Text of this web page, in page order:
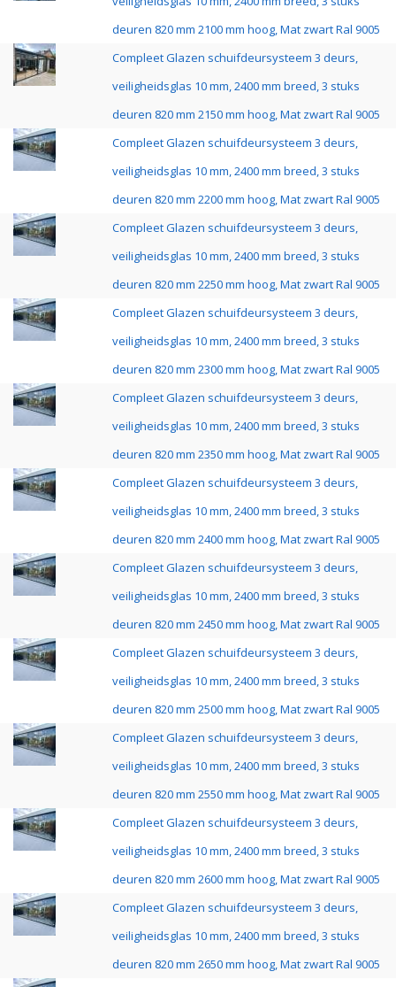
deuren 820 mm 2100 mm hoog, Mat zwart Ral 9005
Compleet Glazen schuifdeursysteem 3 deurs,
veiligheidsglas 10 mm, 2400 mm breed, 3 stuks
deuren 820 mm 2150 mm hoog, Mat zwart Ral 9005
Compleet Glazen schuifdeursysteem 3 deurs,
veiligheidsglas 10 mm, 2400 mm breed, 3 stuks
deuren 820 mm 2200 mm hoog, Mat zwart Ral 9005
Compleet Glazen schuifdeursysteem 3 deurs,
veiligheidsglas 10 mm, 2400 mm breed, 3 stuks
deuren 820 mm 2250 mm hoog, Mat zwart Ral 9005
Compleet Glazen schuifdeursysteem 3 deurs,
veiligheidsglas 10 mm, 2400 mm breed, 3 stuks
deuren 820 mm 2300 mm hoog, Mat zwart Ral 9005
Compleet Glazen schuifdeursysteem 3 deurs,
veiligheidsglas 10 mm, 2400 mm breed, 3 stuks
deuren 820 mm 2350 mm hoog, Mat zwart Ral 9005
Compleet Glazen schuifdeursysteem 3 deurs,
veiligheidsglas 10 mm, 2400 mm breed, 3 stuks
deuren 820 mm 2400 mm hoog, Mat zwart Ral 9005
Compleet Glazen schuifdeursysteem 3 deurs,
veiligheidsglas 10 mm, 2400 mm breed, 3 stuks
deuren 820 mm 2450 mm hoog, Mat zwart Ral 9005
Compleet Glazen schuifdeursysteem 3 deurs,
veiligheidsglas 10 mm, 2400 mm breed, 3 stuks
deuren 820 mm 2500 mm hoog, Mat zwart Ral 9005
Compleet Glazen schuifdeursysteem 3 deurs,
veiligheidsglas 10 mm, 2400 mm breed, 3 stuks
deuren 820 mm 2550 mm hoog, Mat zwart Ral 9005
Compleet Glazen schuifdeursysteem 3 deurs,
veiligheidsglas 10 mm, 2400 mm breed, 3 stuks
deuren 820 mm 2600 mm hoog, Mat zwart Ral 9005
Compleet Glazen schuifdeursysteem 3 deurs,
veiligheidsglas 10 mm, 2400 mm breed, 3 stuks
deuren 820 mm 2650 mm hoog, Mat zwart Ral 9005